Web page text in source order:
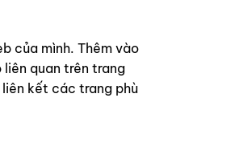
của mình. Thêm vào
quan trên trang
kết các trang phù